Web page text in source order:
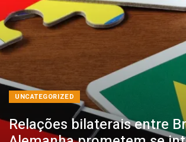
UNCATEGORIZED
Relações bilaterais entre